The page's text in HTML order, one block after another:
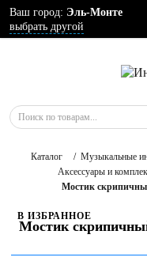
Ваш город: Эль-Монте
выбрать другой
Каталог / Музыкальные
Аксессуары и
Мостик
В ИЗБРАННОЕ
Мостик